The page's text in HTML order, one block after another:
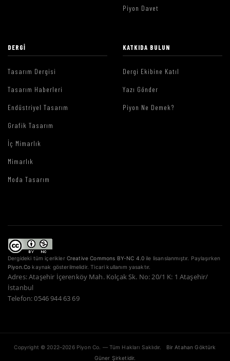
Piyon Davet
DERGI
Tasarım Dergisi
Tasarım Haberleri
Endüstriyel Tasarım
Grafik Tasarım
İç Mimarlık
Mimarlık
Moda Tasarım
KATKIDA BULUN
Dergi Ekibine Katıl
Yazı Gönder
Piyon Ne Demek?
Dergideki tüm içerikler Creative Commons BY-NC 4.0 ile lisanslanmıştır. Paylaşırken
Piyon.Co kaynak gösterilmelidir. Ticari kullanım yasaktır.
Adres: Ataşehir İçerenköy Mah. Kolçak Sk. No: 20/1 K: 1 Ataşehir/
İstanbul
Telefon: 0546 944 63 69
Copyright © 2022–2026 Piyon Co. — Tüm Hakları Saklıdır.
Bir Atahan Göktürk
Güner Şirketidir.